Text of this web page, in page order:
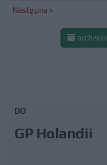
Następna »
DO
GP Holandii